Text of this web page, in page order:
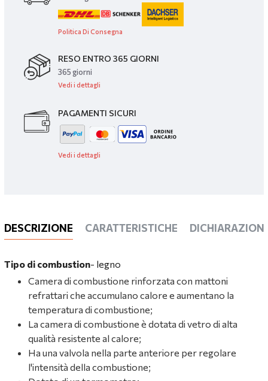
Politica Di Consegna
RESO ENTRO 365 GIORNI
365 giorni
Vedi i dettagli
PAGAMENTI SICURI
Vedi i dettagli
DESCRIZIONE CARATTERISTICHE
Tipo di combustion- legno
Camera di combustione rinforzata con mattoni
refrattari che accumulano calore e aumentano la
temperatura di combustione;
La camera di combustione è dotata di vetro di alta
qualità resistente al calore;
Ha una valvola nella parte anteriore per regolare
l'intensità della combustione;